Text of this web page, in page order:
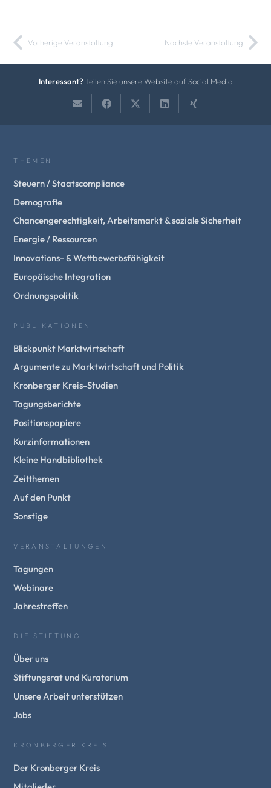
Vorherige Veranstaltung Nächste Veranstaltung
Interessant? Teilen Sie unsere Website auf Social Media
THEMEN
Steuern / Staatscompliance
Demografie
Chancengerechtigkeit, Arbeitsmarkt & soziale Sicherheit
Energie / Ressourcen
Innovations- & Wettbewerbsfähigkeit
Europäische Integration
Ordnungspolitik
PUBLIKATIONEN
Blickpunkt Marktwirtschaft
Argumente zu Marktwirtschaft und Politik
Kronberger Kreis-Studien
Tagungsberichte
Positionspapiere
Kurzinformationen
Kleine Handbibliothek
Zeitthemen
Auf den Punkt
Sonstige
VERANSTALTUNGEN
Tagungen
Webinare
Jahrestreffen
DIE STIFTUNG
Über uns
Stiftungsrat und Kuratorium
Unsere Arbeit unterstützen
Jobs
KRONBERGER KREIS
Der Kronberger Kreis